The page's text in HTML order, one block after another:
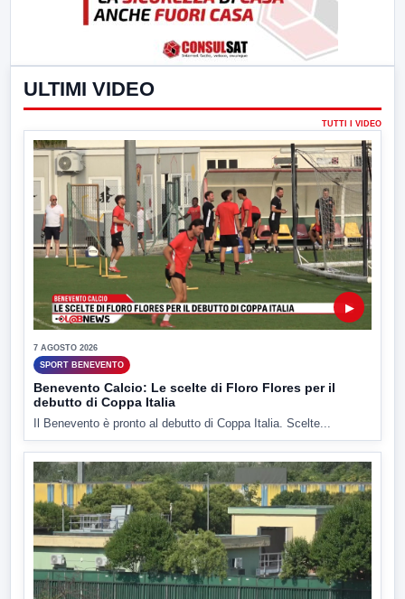
ULTIMI VIDEO
TUTTI I VIDEO
▶
7 AGOSTO 2026
SPORT BENEVENTO
Benevento Calcio: Le scelte di Floro Flores per il
debutto di Coppa Italia
Il Benevento è pronto al debutto di Coppa Italia. Scelte...